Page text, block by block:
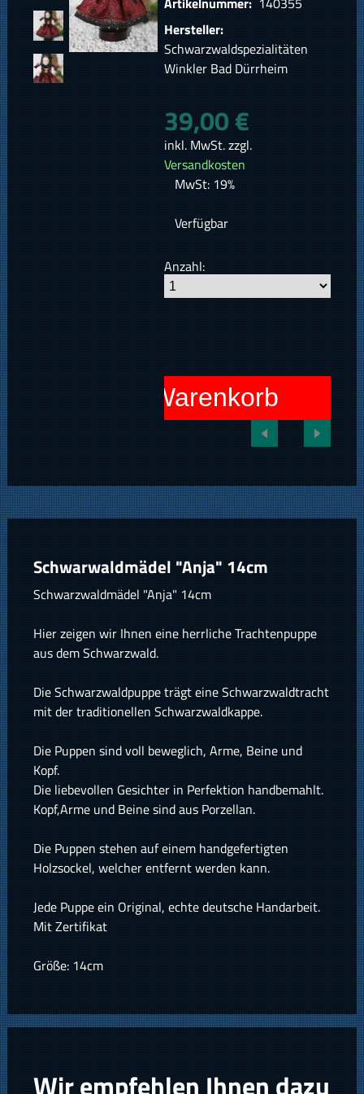
Hersteller:
Schwarzwaldspezialitäten
Winkler Bad Dürrheim
39,00 €
inkl. MwSt. zzgl.
Versandkosten
MwSt: 19%
Verfügbar
Anzahl:
In den Warenkorb
Schwarwaldmädel "Anja" 14cm
Schwarzwaldmädel "Anja" 14cm
Hier zeigen wir Ihnen eine herrliche Trachtenpuppe
aus dem Schwarzwald.
Die Schwarzwaldpuppe trägt eine Schwarzwaldtracht
mit der traditionellen Schwarzwaldkappe.
Die Puppen sind voll beweglich, Arme, Beine und
Kopf.
Die liebevollen Gesichter in Perfektion handbemahlt.
Kopf,Arme und Beine sind aus Porzellan.
Die Puppen stehen auf einem handgefertigten
Holzsockel, welcher entfernt werden kann.
Jede Puppe ein Original, echte deutsche Handarbeit.
Mit Zertifikat
Größe: 14cm